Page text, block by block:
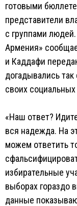
готовыми
представители
с группами
Армения»
и Каддафи
догадывались
своих социальных
«Наш ответ?
вся надежда. На
можем ответить
избирательные
выборах гораздо
данные